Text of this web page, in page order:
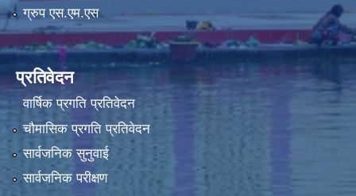
ग्रुप एस.एम.एस
प्रतिवेदन
वार्षिक प्रगति प्रतिवेदन
चौमासिक प्रगति प्रतिवेदन
सार्वजनिक सुनुवाई
सार्वजनिक परीक्षण